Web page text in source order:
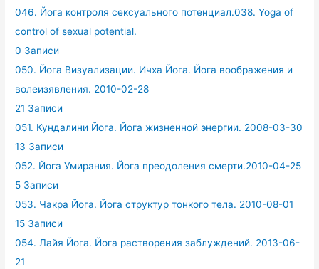
046. Йога контроля сексуального потенциал.038. Yoga of
control of sexual potential.
0 Записи
050. Йога Визуализации. Ичха Йога. Йога воображения и
волеизявления. 2010-02-28
21 Записи
051. Кундалини Йога. Йога жизненной энергии. 2008-03-30
13 Записи
052. Йога Умирания. Йога преодоления смерти.2010-04-25
5 Записи
053. Чакра Йога. Йога структур тонкого тела. 2010-08-01
15 Записи
054. Лайя Йога. Йога растворения заблуждений. 2013-06-
21